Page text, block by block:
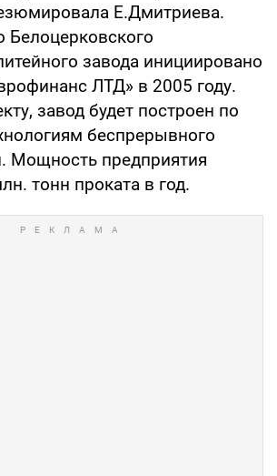
Е.Дмитриева.
Белоцерковского
завода инициировано
ЛТД» в 2005 году.
завод будет построен по
беспрерывного
Мощность предприятия
тонн проката в год.